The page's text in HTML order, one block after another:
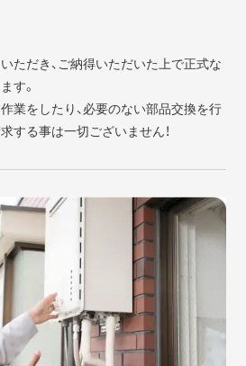
ただき、ご納得いただいた上で正式な
す。
業をしたり、必要のない部品交換を行
する事は一切ございません！